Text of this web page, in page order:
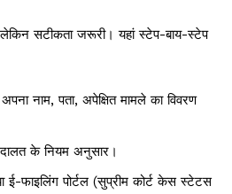
सटीकता जरूरी। यहां स्टेप-बाय-स्टेप
नाम, पता, अपेक्षित मामले का विवरण
के नियम अनुसार।
ई-फाइलिंग पोर्टल (सुप्रीम कोर्ट केस स्टेटस